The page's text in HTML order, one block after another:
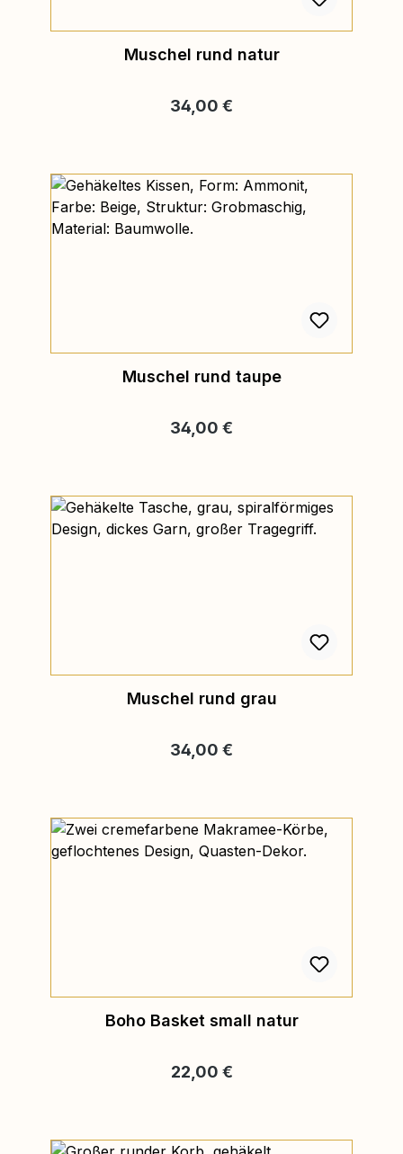
Muschel rund natur
Regulärer Preis:
34,00 €
Muschel rund taupe
Regulärer Preis:
34,00 €
Muschel rund grau
Regulärer Preis:
34,00 €
Boho Basket small natur
Regulärer Preis:
22,00 €